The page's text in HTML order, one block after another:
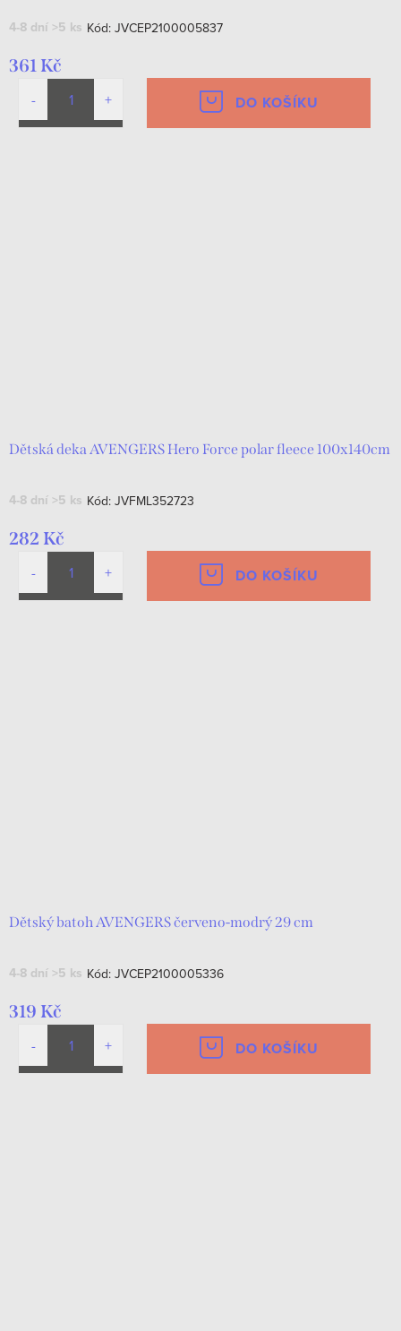
4-8 dní >5 ks Kód: JVCEP2100005837
361 Kč
DO KOŠÍKU
Dětská deka AVENGERS Hero Force polar fleece 100x140cm
4-8 dní >5 ks Kód: JVFML352723
282 Kč
DO KOŠÍKU
Dětský batoh AVENGERS červeno-modrý 29 cm
4-8 dní >5 ks Kód: JVCEP2100005336
319 Kč
DO KOŠÍKU